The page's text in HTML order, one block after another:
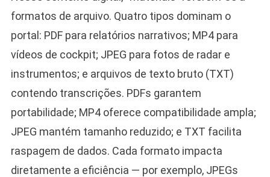
formatos de arquivo. Quatro tipos dominam o
portal: PDF para relatórios narrativos; MP4 para
vídeos de cockpit; JPEG para fotos de radar e
instrumentos; e arquivos de texto bruto (TXT)
contendo transcrições. PDFs garantem
portabilidade; MP4 oferece compatibilidade ampla;
JPEG mantém tamanho reduzido; e TXT facilita
raspagem de dados. Cada formato impacta
diretamente a eficiência — por exemplo, JPEGs